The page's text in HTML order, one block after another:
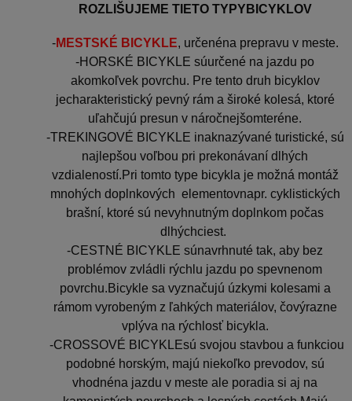
ROZLIŠUJEME TIETO TYPYBICYKLOV
-MESTSKÉ BICYKLE, určenéna prepravu v meste.
-HORSKÉ BICYKLE súurčené na jazdu po
akomkoľvek povrchu. Pre tento druh bicyklov
jecharakteristický pevný rám a široké kolesá, ktoré
uľahčujú presun v náročnejšomteréne.
-TREKINGOVÉ BICYKLE inaknazývané turistické, sú
najlepšou voľbou pri prekonávaní dlhých
vzdialeností.Pri tomto type bicykla je možná montáž
mnohých doplnkových elementovnapr. cyklistických
brašní, ktoré sú nevyhnutným doplnkom počas
dlhýchciest.
-CESTNÉ BICYKLE súnavrhnuté tak, aby bez
problémov zvládli rýchlu jazdu po spevnenom
povrchu.Bicykle sa vyznačujú úzkymi kolesami a
rámom vyrobeným z ľahkých materiálov, čovýrazne
vplýva na rýchlosť bicykla.
-CROSSOVÉ BICYKLEsú svojou stavbou a funkciou
podobné horským, majú niekoľko prevodov, sú
vhodnéna jazdu v meste ale poradia si aj na